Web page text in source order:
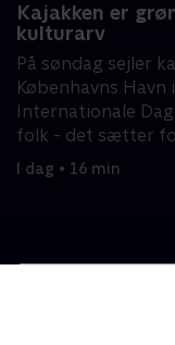
Kajakken er
kulturarv
På søndag sejler
Københavns
Internationale
folk - det sætter
som grønlandsk
I dag • 16 min